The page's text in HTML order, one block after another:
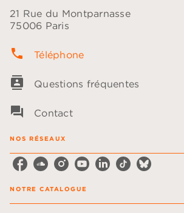
21 Rue du Montparnasse
75006 Paris
phone Téléphone
contacts Questions fréquentes
question_answer Contact
NOS RÉSEAUX
NOTRE CATALOGUE